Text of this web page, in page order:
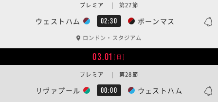
ウェストハム 02:30 ボーンマス
プレミア | 第27節
ロンドン・スタジアム
03.01 [日]
リヴァプール 00:00 ウェストハム
プレミア | 第28節